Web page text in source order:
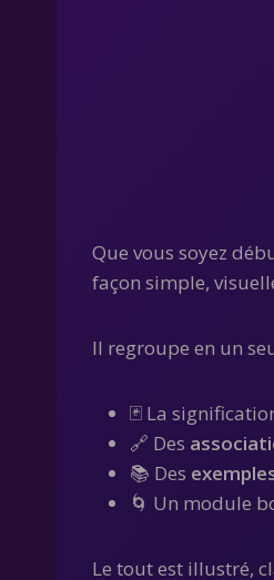
Que vous soyez
façon simple,
Il regroupe en un
🃏 La
🔗 Des
📚 Des
🌀 Un module
Le tout est illustré,